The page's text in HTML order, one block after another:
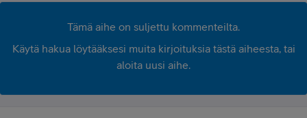
Tämä aihe on suljettu kommenteilta.
Käytä hakua löytääksesi muita kirjoituksia tästä aiheesta, tai
aloita uusi aihe.